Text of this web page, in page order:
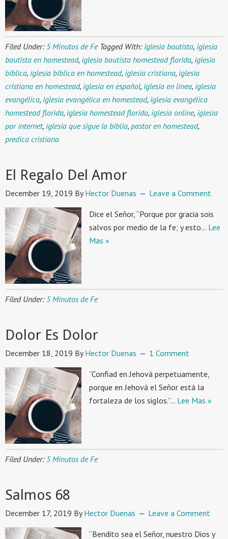
Filed Under: 5 Minutos de Fe Tagged With: iglesia bautista, iglesia
bautista en homestead, iglesia bautista homestead florida, iglesia
biblica, iglesia biblica en homestead, iglesia cristiana, iglesia
cristiana en homestead, iglesia en español, iglesia en linea, iglesia
evangélica, iglesia evangélica en homestead, iglesia evangélica
homestead florida, iglesia homestead florida, iglesia online, iglesia
por internet, iglesia que sigue la biblia, pastor en homestead,
predica cristiana
El Regalo Del Amor
December 19, 2019 ByHector Duenas Leave a Comment
Dice el Señor, “Porque por gracia sois
salvos por medio de la fe; y esto… Lee
Mas »
Filed Under: 5 Minutos de Fe
Dolor Es Dolor
December 18, 2019 ByHector Duenas 1 Comment
“Confiad en Jehová perpetuamente,
porque en Jehová el Señor está la
fortaleza de los siglos.”… Lee Mas »
Filed Under: 5 Minutos de Fe
Salmos 68
December 17, 2019 ByHector Duenas Leave a Comment
“Bendito sea el Señor, nuestro Dios y